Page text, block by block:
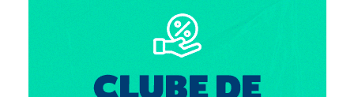
Eleições Anteriores
Agenda do presidente